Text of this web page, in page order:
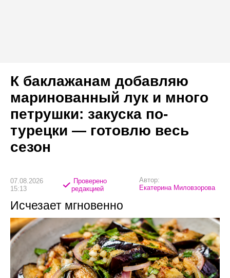
К баклажанам добавляю
маринованный лук и много
петрушки: закуска по-
турецки — готовлю весь
сезон
07.08.2026
15:13
Проверено
редакцией
Автор:
Екатерина Миловзорова
Исчезает мгновенно